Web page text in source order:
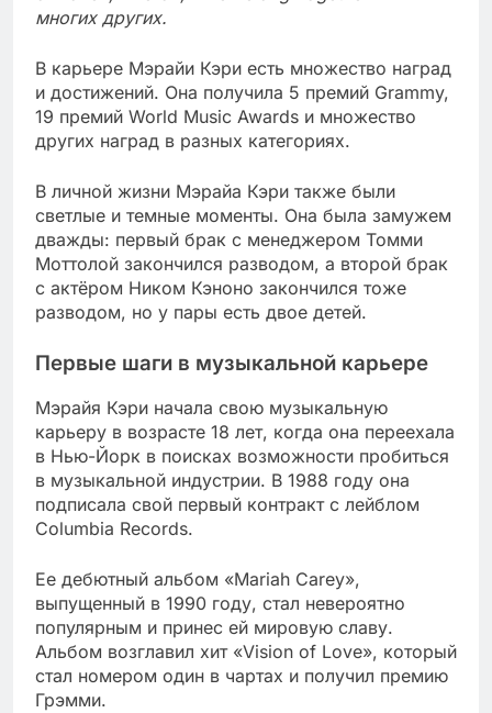
многих других.
В карьере Мэрайи Кэри есть множество наград
и достижений. Она получила 5 премий Grammy,
19 премий World Music Awards и множество
других наград в разных категориях.
В личной жизни Мэрайа Кэри также были
светлые и темные моменты. Она была замужем
дважды: первый брак с менеджером Томми
Моттолой закончился разводом, а второй брак
с актёром Ником Кэноно закончился тоже
разводом, но у пары есть двое детей.
Первые шаги в музыкальной карьере
Мэрайя Кэри начала свою музыкальную
карьеру в возрасте 18 лет, когда она переехала
в Нью-Йорк в поисках возможности пробиться
в музыкальной индустрии. В 1988 году она
подписала свой первый контракт с лейблом
Columbia Records.
Ее дебютный альбом «Mariah Carey»,
выпущенный в 1990 году, стал невероятно
популярным и принес ей мировую славу.
Альбом возглавил хит «Vision of Love», который
стал номером один в чартах и получил премию
Грэмми.